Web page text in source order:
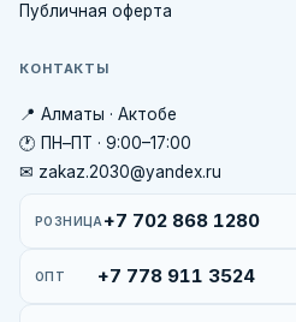
Публичная оферта
КОНТАКТЫ
📍 Алматы · Актобе
🕐 ПН–ПТ · 9:00–17:00
✉ zakaz.2030@yandex.ru
РОЗНИЦА +7 702 868 1280
ОПТ +7 778 911 3524